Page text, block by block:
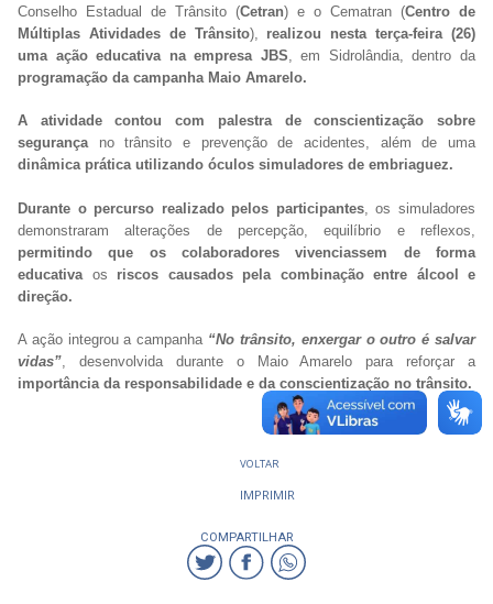
Conselho Estadual de Trânsito (Cetran) e o Cematran (Centro de
Múltiplas Atividades de Trânsito), realizou nesta terça-feira (26)
uma ação educativa na empresa JBS, em Sidrolândia, dentro da
programação da campanha Maio Amarelo.
A atividade contou com palestra de conscientização sobre
segurançano trânsito e prevenção de acidentes, além de uma
dinâmica prática utilizando óculos simuladores de embriaguez.
Durante o percurso realizado pelos participantes, os simuladores
demonstraram alterações de percepção, equilíbrio e reflexos,
permitindo que os colaboradores vivenciassem de forma
educativa os riscos causados pela combinação entre álcool e
direção.
A ação integrou a campanha “No trânsito, enxergar o outro é salvar
vidas” , desenvolvida durante o Maio Amarelo para reforçar a
importância da responsabilidade e da conscientização no trânsito.
VOLTAR
IMPRIMIR
COMPARTILHAR